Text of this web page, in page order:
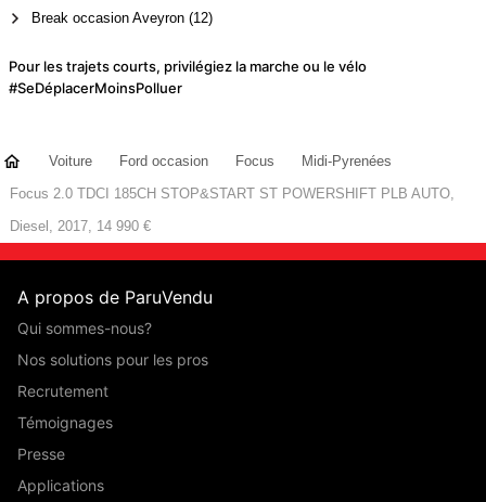
Break occasion Aveyron (12)
Pour les trajets courts, privilégiez la marche ou le vélo
#SeDéplacerMoinsPolluer
Voiture Ford occasion Focus
Midi-Pyrenées
Focus 2.0 TDCI 185CH STOP&START ST POWERSHIFT PLB AUTO,
Diesel, 2017, 14 990 €
A propos de ParuVendu
Qui sommes-nous?
Nos solutions pour les pros
Recrutement
Témoignages
Presse
Applications